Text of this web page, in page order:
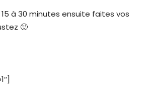
à 30 minutes ensuite faites vos
🙂